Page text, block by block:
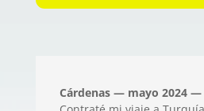
Cárdenas — mayo